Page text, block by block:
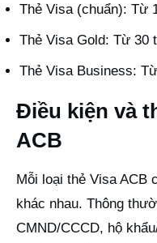
Thẻ Visa (chuẩn): Từ
Thẻ Visa Gold: Từ 30
Thẻ Visa Business:
Điều kiện và
ACB
Mỗi loại thẻ Visa ACB
khác nhau. Thông
CMND/CCCD, hộ